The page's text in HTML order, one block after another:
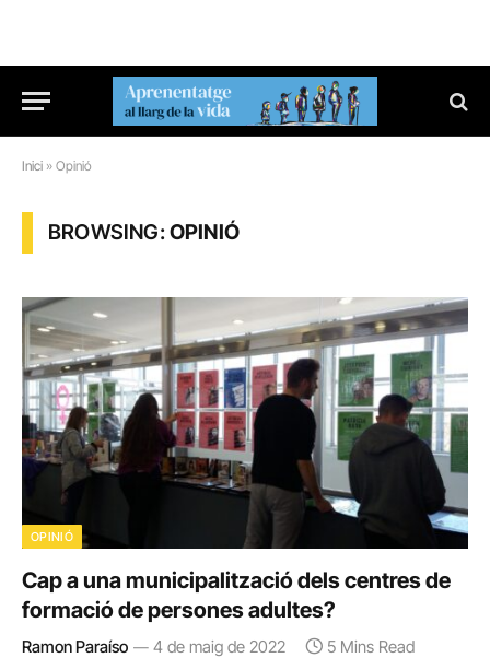
Inici » Opinió
BROWSING:OPINIÓ
OPINIÓ
Cap a una municipalització dels centres de
formació de persones adultes?
Ramon Paraíso 4 de maig de 2022 5 Mins Read